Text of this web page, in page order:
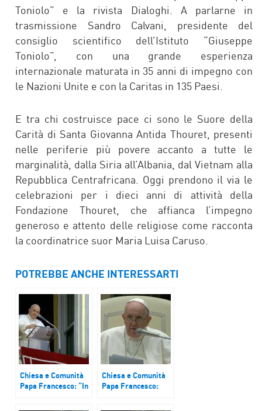
Toniolo” e la rivista Dialoghi. A parlarne in
trasmissione Sandro Calvani, presidente del
consiglio scientifico dell’Istituto “Giuseppe
Toniolo”, con una grande esperienza
internazionale maturata in 35 anni di impegno con
le Nazioni Unite e con la Caritas in 135 Paesi.
E tra chi costruisce pace ci sono le Suore della
Carità di Santa Giovanna Antida Thouret, presenti
nelle periferie più povere accanto a tutte le
marginalità, dalla Siria all’Albania, dal Vietnam alla
Repubblica Centrafricana. Oggi prendono il via le
celebrazioni per i dieci anni di attività della
Fondazione Thouret, che affianca l’impegno
generoso e attento delle religiose come racconta
la coordinatrice suor Maria Luisa Caruso.
POTREBBE ANCHE INTERESSARTI
Chiesa e Comunità
Papa Francesco: “In
Chiesa e Comunità
Papa Francesco: